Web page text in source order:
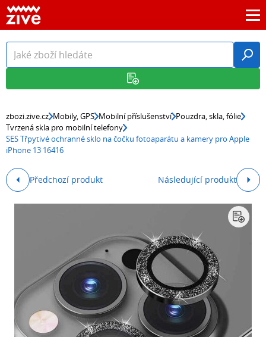
zbozi.zive.cz Mobily, GPS Mobilní příslušenství Pouzdra, skla, fólie
Tvrzená skla pro mobilní telefony
SES Třpytivé ochranné sklo na čočku fotoaparátu a kamery pro Apple
iPhone 13 16416
Předchozí produkt Následující produkt